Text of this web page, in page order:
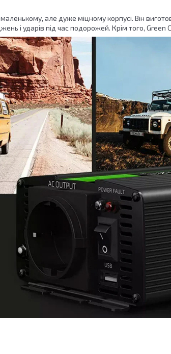
але дуже міцному корпусі. Він
і ударів під час подорожей. Крім того,